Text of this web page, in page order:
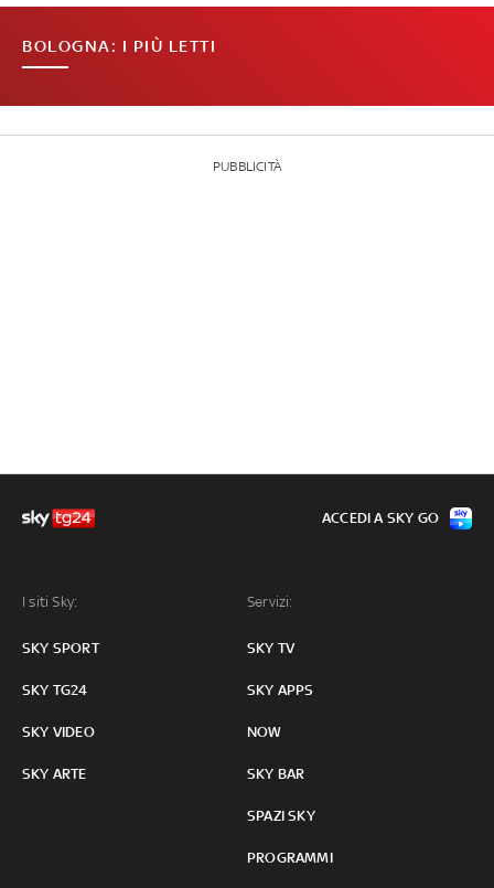
BOLOGNA: I PIÙ LETTI
PUBBLICITÀ
I siti Sky:
SKY SPORT
SKY TG24
SKY VIDEO
SKY ARTE
Servizi:
SKY TV
SKY APPS
NOW
SKY BAR
SPAZI SKY
PROGRAMMI
ACCEDI A SKY GO